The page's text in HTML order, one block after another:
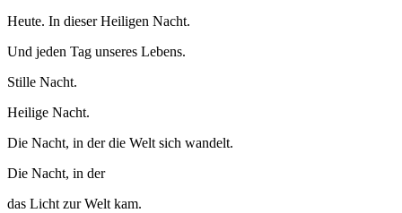
Heute. In dieser Heiligen Nacht.
Und jeden Tag unseres Lebens.
Stille Nacht.
Heilige Nacht.
Die Nacht, in der die Welt sich wandelt.
Die Nacht, in der
das Licht zur Welt kam.